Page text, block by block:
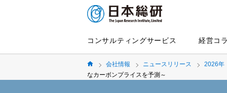
コンサルティングサービス 経営コ
会社情報 ニュースリリース 2026年
なカーボンプライスを予測～